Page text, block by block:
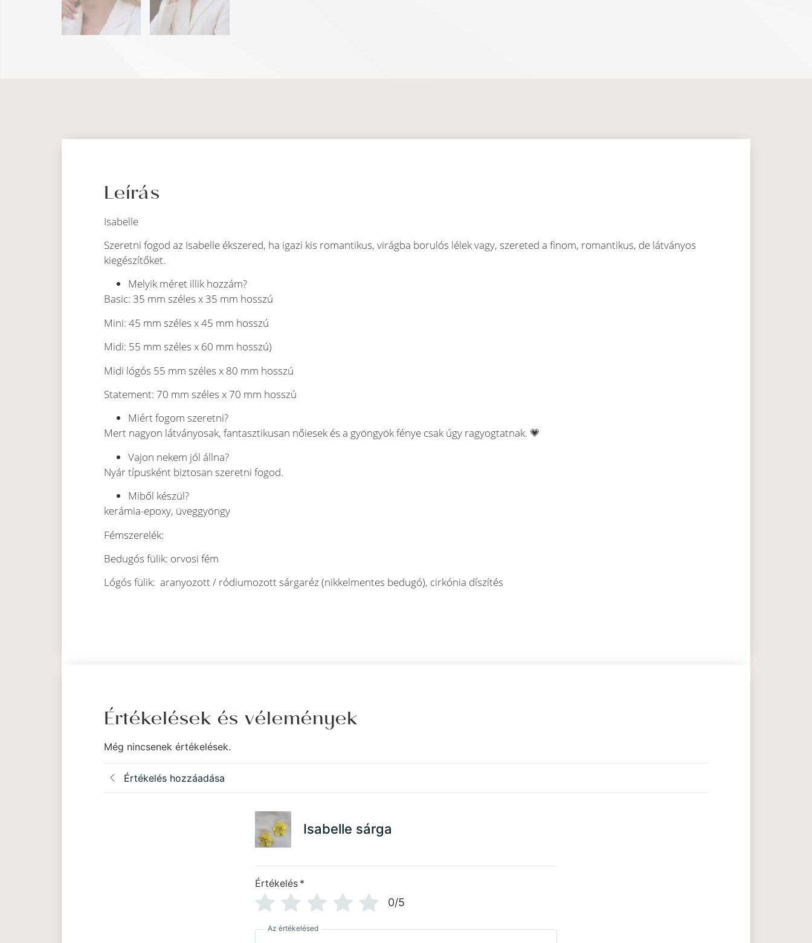
Leírás
Isabelle
Szeretni fogod az Isabelle ékszered, ha igazi kis romantikus, virágba borulós lélek vagy, szereted a finom, romantikus, de látványos
kiegészítőket.
Melyik méret illik hozzám?
Basic: 35 mm széles x 35 mm hosszú
Mini: 45 mm széles x 45 mm hosszú
Midi: 55 mm széles x 60 mm hosszú)
Midi lógós 55 mm széles x 80 mm hosszú
Statement: 70 mm széles x 70 mm hosszú
Miért fogom szeretni?
Mert nagyon látványosak, fantasztikusan nőiesek és a gyöngyök fénye csak úgy ragyogtatnak. 💗
Vajon nekem jól állna?
Nyár típusként biztosan szeretni fogod.
Miből készül?
kerámia-epoxy, üveggyöngy
Fémszerelék:
Bedugós fülik: orvosi fém
Lógós fülik: aranyozott / ródiumozott sárgaréz (nikkelmentes bedugó), cirkónia díszítés
Értékelések és vélemények
Még nincsenek értékelések.
Értékelés hozzáadása
Isabelle sárga
Értékelés *
0/5
Az értékelésed